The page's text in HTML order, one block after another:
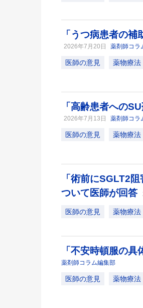
「うつ病患者の
2026年7月20日 薬剤師コラ
医師の意見 薬物療法
「高齢患者への
2026年7月13日 薬剤師コラ
医師の意見 薬物療法
「術前にSGLT2
ついて医師が回答
医師の意見 薬物療法
「不安時頓服の
薬剤師コラム編集部
医師の意見 薬物療法